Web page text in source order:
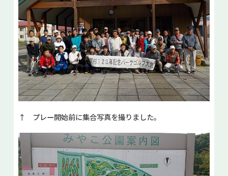
↑ プレー開始前に集合写真を撮りました。